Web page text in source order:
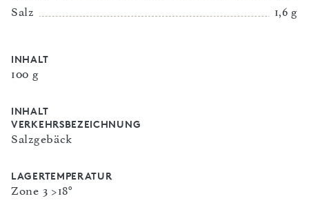
Salz
1,6 g
INHALT
100 g
INHALT
VERKEHRSBEZEICHNUNG
Salzgebäck
LAGERTEMPERATUR
Zone 3 >18°